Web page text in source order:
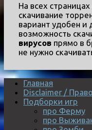
На всех
скачивание
вариант удобен и
возможность
вирусов прямо в
не нужно
Главная
Disclaimer /
Подборки игр
про Ферму
про